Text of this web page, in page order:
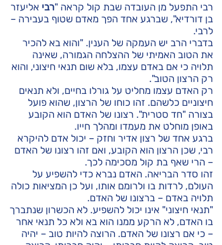
רבי התפעל מן העובדה שבת קול קראה "רבי אליעזר
בן דורדיא", שברגע אחד הפך מאדם שטוף בעבירה –
לרבי.
בדברי הרב יש העמקה של הענין. "והוא בא להכיר
את הטוב האמיתי של ההצלחה הגמורה, שאינה
תלויה כי אם באדם עצמו, בלא שום תנאי חיצוני, והוא
רק הרצון הטוב".
רק האדם עצמו מחליט על גורלו בחיים, ולא תנאים
חיצוניים כלשהם. זהו כוחו של הרצון, שהוא פועל
בצורה "חד סטרית". רצונו של האדם הוא הקובע
באופן מוחלט את מעמדו ומהלך חייו.
ברגע אחד של רצון אדיר וחזק – יכול אדם להיקרא
רבי, שכן הרצון הוא הקובע, ואם זהו רצונו של האדם
– הרי שאף בת קול מסכימה לכך.
זהו סדר הבריאה. האדם נברא כדי להשפיע על
העולם, לרדות בו ולרומם אותו, ועל כן המציאות כולה
תלויה באדם – ברצונו של האדם.
"תנאי חיצוני" אינו יכול להשפיע. לא הכשרון שנתברך
בו האדם, לא הרקע ממנו הוא בא ולא כל תנאי אחר
– כי אם רצונו של האדם. הרוצה להיות טוב – יהיה